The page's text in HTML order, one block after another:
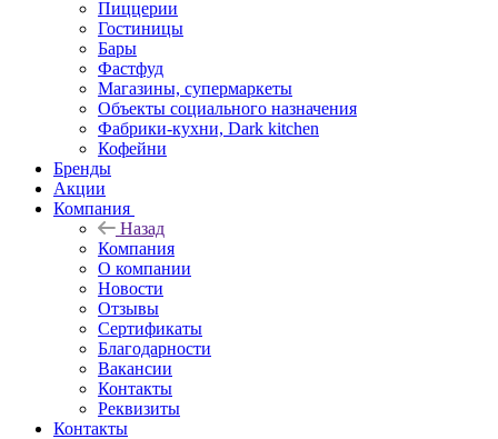
Пиццерии
Гостиницы
Бары
Фастфуд
Магазины, супермаркеты
Объекты социального назначения
Фабрики-кухни, Dark kitchen
Кофейни
Бренды
Акции
Компания
Назад
Компания
О компании
Новости
Отзывы
Сертификаты
Благодарности
Вакансии
Контакты
Реквизиты
Контакты